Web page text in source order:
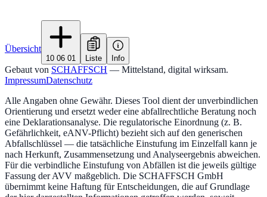
Übersicht
10 06 01 Liste Info
Gebaut von SCHAFFSCH — Mittelstand, digital wirksam.
ImpressumDatenschutz
Alle Angaben ohne Gewähr. Dieses Tool dient der unverbindlichen
Orientierung und ersetzt weder eine abfallrechtliche Beratung noch
eine Deklarationsanalyse. Die regulatorische Einordnung (z. B.
Gefährlichkeit, eANV-Pflicht) bezieht sich auf den generischen
Abfallschlüssel — die tatsächliche Einstufung im Einzelfall kann je
nach Herkunft, Zusammensetzung und Analyseergebnis abweichen.
Für die verbindliche Einstufung von Abfällen ist die jeweils gültige
Fassung der AVV maßgeblich. Die SCHAFFSCH GmbH
übernimmt keine Haftung für Entscheidungen, die auf Grundlage